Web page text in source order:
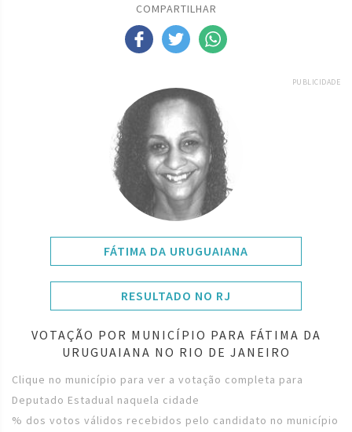
COMPARTILHAR
PUBLICIDADE
FÁTIMA DA URUGUAIANA
RESULTADO NO RJ
VOTAÇÃO POR MUNICÍPIO PARA FÁTIMA DA
URUGUAIANA NO RIO DE JANEIRO
Clique no município para ver a votação completa para
Deputado Estadual naquela cidade
% dos votos válidos recebidos pelo candidato no município